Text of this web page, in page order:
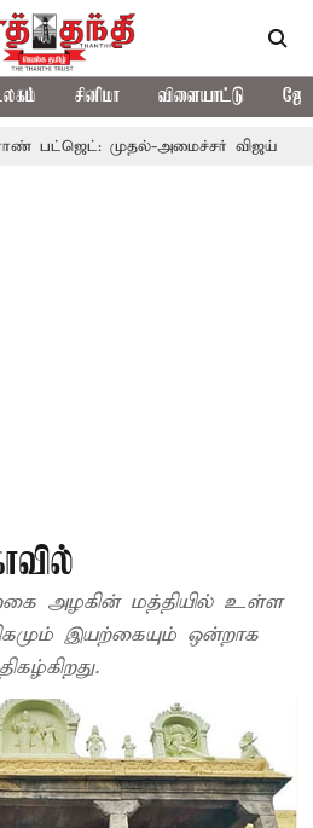
சினிமா விளையாட்டு
முதல்-அமைச்சர் விஜய் தமிழக
அழகின் மத்தியில் உள்ள
இயற்கையும் ஒன்றாக